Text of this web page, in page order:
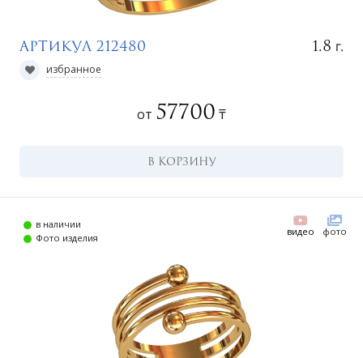
Артикул 212480 1.8 г.
избранное
от 57700 ₸
В КОРЗИНУ
в наличии
Фото изделия
видео фото